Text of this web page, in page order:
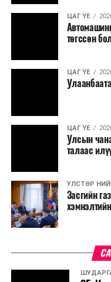
үргэлжилнэ гэж
Мөн бүх шатны
салбар бүрдээ
нөхөн томилгоо
хамт олны урлаг,
байгуулахгүй байх,
сургалтыг цахим
хаагчдыг зарим
хэмжээг
Төсвийн сахилга бат
байдал хэвийн
хязгаарлалтыг үе
ЦАГ ҮЕ
төгссөн
ЦАГ ҮЕ
ЦАГ ҮЕ
Улсын
талаас
УЛСТӨР
Засгийн